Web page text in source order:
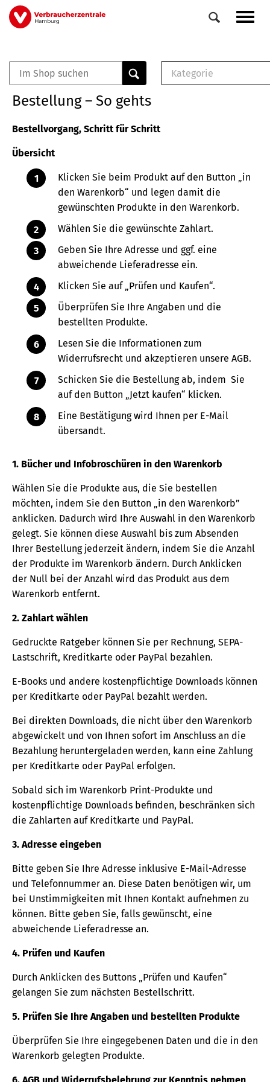
Direkt
zum
Veranstaltungen
0
Elemente
Kategorie
Buch
Bestellung – So gehts
Bestellvorgang, Schritt für Schritt
Übersicht
Klicken Sie beim Produkt auf den Button „in
den Warenkorb“ und legen damit die
gewünschten Produkte in den Warenkorb.
Wählen Sie die gewünschte Zahlart.
Geben Sie Ihre Adresse und ggf. eine
abweichende Lieferadresse ein.
Klicken Sie auf „Prüfen und Kaufen“.
Überprüfen Sie Ihre Angaben und die
bestellten Produkte.
Lesen Sie die Informationen zum
Widerrufsrecht und akzeptieren unsere AGB.
Schicken Sie die Bestellung ab, indem Sie
auf den Button „Jetzt kaufen“ klicken.
Eine Bestätigung wird Ihnen per E-Mail
übersandt.
1. Bücher und Infobroschüren in den Warenkorb
Wählen Sie die Produkte aus, die Sie bestellen
möchten, indem Sie den Button „in den Warenkorb”
anklicken. Dadurch wird Ihre Auswahl in den Warenkorb
gelegt. Sie können diese Auswahl bis zum Absenden
Ihrer Bestellung jederzeit ändern, indem Sie die Anzahl
der Produkte im Warenkorb ändern. Durch Anklicken
der Null bei der Anzahl wird das Produkt aus dem
Warenkorb entfernt.
2. Zahlart wählen
Gedruckte Ratgeber können Sie per Rechnung, SEPA-
Lastschrift, Kreditkarte oder PayPal bezahlen.
E-Books und andere kostenpflichtige Downloads können
per Kreditkarte oder PayPal bezahlt werden.
Bei direkten Downloads, die nicht über den Warenkorb
abgewickelt und von Ihnen sofort im Anschluss an die
Bezahlung heruntergeladen werden, kann eine Zahlung
per Kreditkarte oder PayPal erfolgen.
Sobald sich im Warenkorb Print-Produkte und
kostenpflichtige Downloads befinden, beschränken sich
die Zahlarten auf Kreditkarte und PayPal.
3. Adresse eingeben
Bitte geben Sie Ihre Adresse inklusive E-Mail-Adresse
und Telefonnummer an. Diese Daten benötigen wir, um
bei Unstimmigkeiten mit Ihnen Kontakt aufnehmen zu
können. Bitte geben Sie, falls gewünscht, eine
abweichende Lieferadresse an.
4. Prüfen und Kaufen
Durch Anklicken des Buttons „Prüfen und Kaufen“
gelangen Sie zum nächsten Bestellschritt.
5. Prüfen Sie Ihre Angaben und bestellten Produkte
Überprüfen Sie Ihre eingegebenen Daten und die in den
Warenkorb gelegten Produkte.